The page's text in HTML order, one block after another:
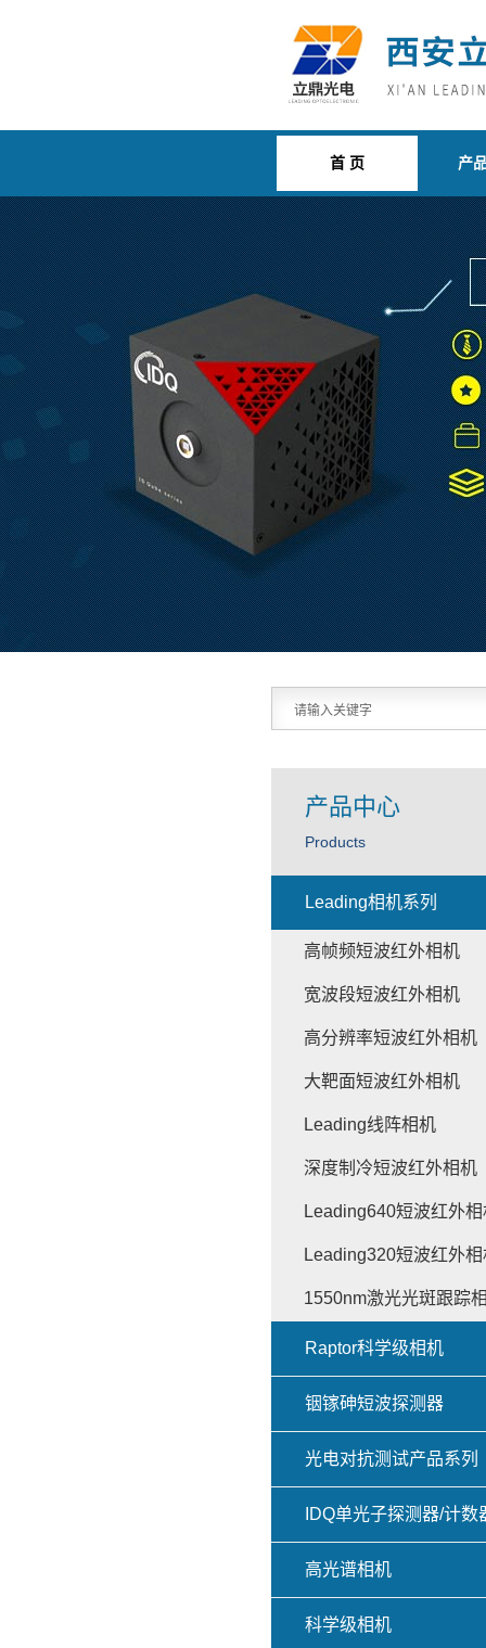
首 页 产
产品中心
Products
Leading相机系列
高帧频短波红外相机
宽波段短波红外相机
高分辨率短波红外相机
大靶面短波红外相机
Leading线阵相机
深度制冷短波红外相机
Leading640短波红外相
Leading320短波红外相
1550nm激光光斑跟踪
Raptor科学级相机
铟镓砷短波探测器
光电对抗测试产品系列
IDQ单光子探测器/计数
高光谱相机
科学级相机